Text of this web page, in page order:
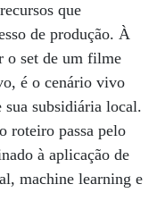
que
de produção. À
o set de um filme
é o cenário vivo
sua subsidiária local.
roteiro passa pelo
à aplicação de
machine learning e